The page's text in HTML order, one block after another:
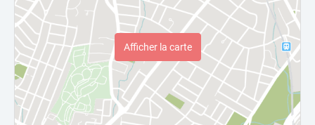
Afficher la carte